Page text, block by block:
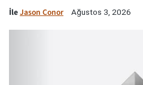
İleJason Conor Ağustos 3, 2026